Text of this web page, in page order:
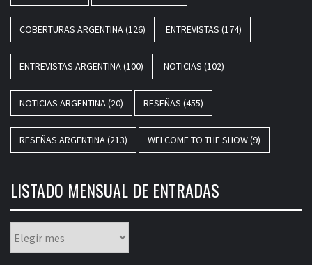
COBERTURAS ARGENTINA(126) ENTREVISTAS (174)
ENTREVISTAS ARGENTINA(100) NOTICIAS (102)
NOTICIAS ARGENTINA(20) RESEÑAS (455)
RESEÑAS ARGENTINA(213) WELCOME TO THE SHOW(9)
LISTADO MENSUAL DE ENTRADAS
mensual